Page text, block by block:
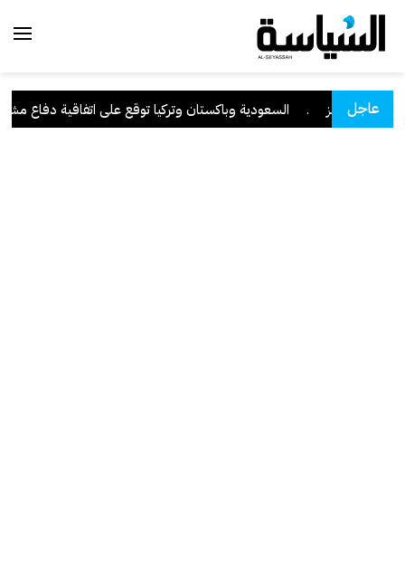
عاجل
هرمز السعودية وباكستان وتركيا توقع على اتفاقية دفاع مشترك